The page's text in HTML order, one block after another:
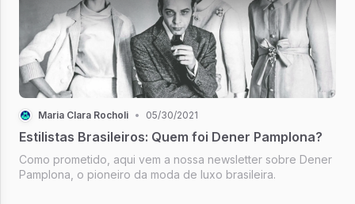
Maria Clara Rocholi • 05/30/2021
Estilistas Brasileiros: Quem foi Dener Pamplona?
Como prometido, aqui vem a nossa newsletter sobre Dener
Pamplona, o pioneiro da moda de luxo brasileira.